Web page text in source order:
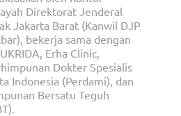
Direktorat Jenderal
Jakarta Barat (Kanwil DJP
bekerja sama dengan
Erha Clinic,
Dokter Spesialis
Indonesia (Perdami), dan
Bersatu Teguh